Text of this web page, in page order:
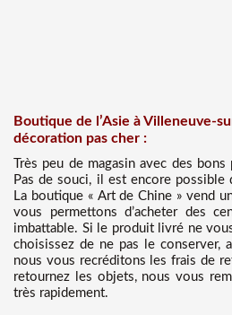
Boutique de l’Asie à Villeneuve-
décoration pas cher :
Très peu de magasin avec des
Pas de souci, il est encore possible
La boutique « Art de Chine » vend
vous permettons d’acheter des
imbattable. Si le produit livré ne
choisissez de ne pas le conserver,
nous vous recréditons les frais de
retournez les objets, nous vous
très rapidement.